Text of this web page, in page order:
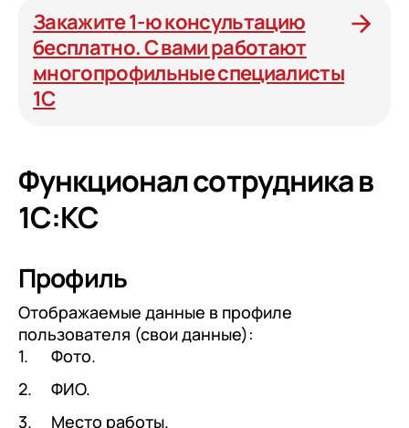
Закажите 1-ю консультацию
бесплатно. С вами работают
многопрофильные специалисты
1С
Функционал сотрудника в
1С:КС
Профиль
Отображаемые данные в профиле
пользователя (свои данные):
Фото.
ФИО.
Место работы.